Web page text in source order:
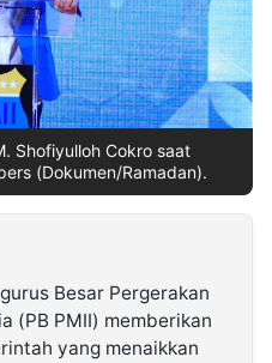
Shofiyulloh Cokro saat
(Dokumen/Ramadan).
Besar Pergerakan
(PB PMII) memberikan
yang menaikkan